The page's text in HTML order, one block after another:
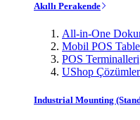
Akıllı Perakende
All-in-One
Mobil POS
POS Terminalleri
UShop
Industrial Mounting